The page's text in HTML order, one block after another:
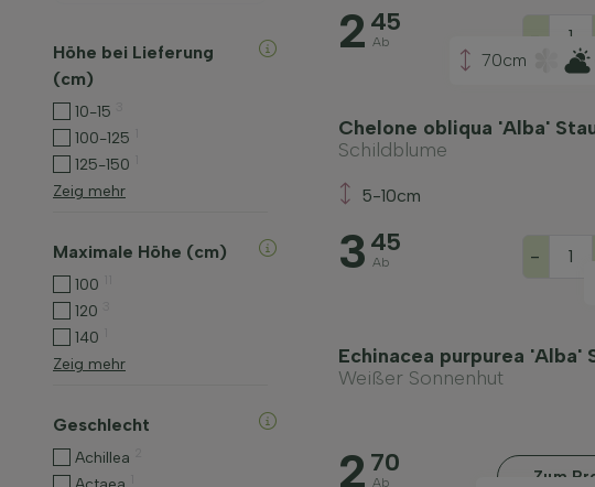
Höhe bei Lieferung
(cm)
10-15
100-125
125-150
Zeig mehr
Maximale Höhe (cm)
100
120
140
Zeig mehr
Geschlecht
Achillea
2 45
Ab -
70cm
Chelone obliqua 'Alba'
Schildblume
5-10cm
3 45
Ab -
Echinacea purpurea 'Alba'
Weißer Sonnenhut
2 70
Ab Zum